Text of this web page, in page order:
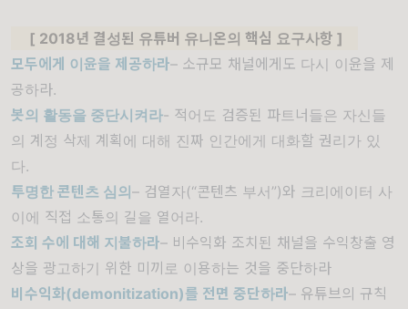
[ 2018년 결성된 유튜버 유니온의 핵심 요구사항 ]
모두에게 이윤을 제공하라– 소규모 채널에게도 다시 이윤을 제
공하라.
봇의 활동을 중단시켜라- 적어도 검증된 파트너들은 자신들
의 계정 삭제 계획에 대해 진짜 인간에게 대화할 권리가 있
다.
투명한 콘텐츠 심의 – 검열자(“콘텐츠 부서”)와 크리에이터 사
이에 직접 소통의 길을 열어라.
조회 수에 대해 지불하라– 비수익화 조치된 채널을 수익창출 영
상을 광고하기 위한 미끼로 이용하는 것을 중단하라
비수익화(demonitization)를 전면 중단하라– 유튜브의 규칙